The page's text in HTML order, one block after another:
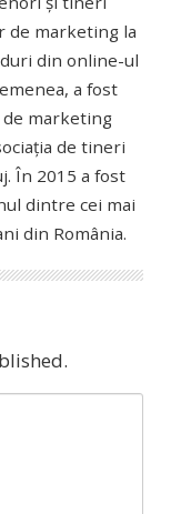
de marketing la
din online-ul
a fost
marketing
de tineri
În 2015 a fost
dintre cei mai
din România.